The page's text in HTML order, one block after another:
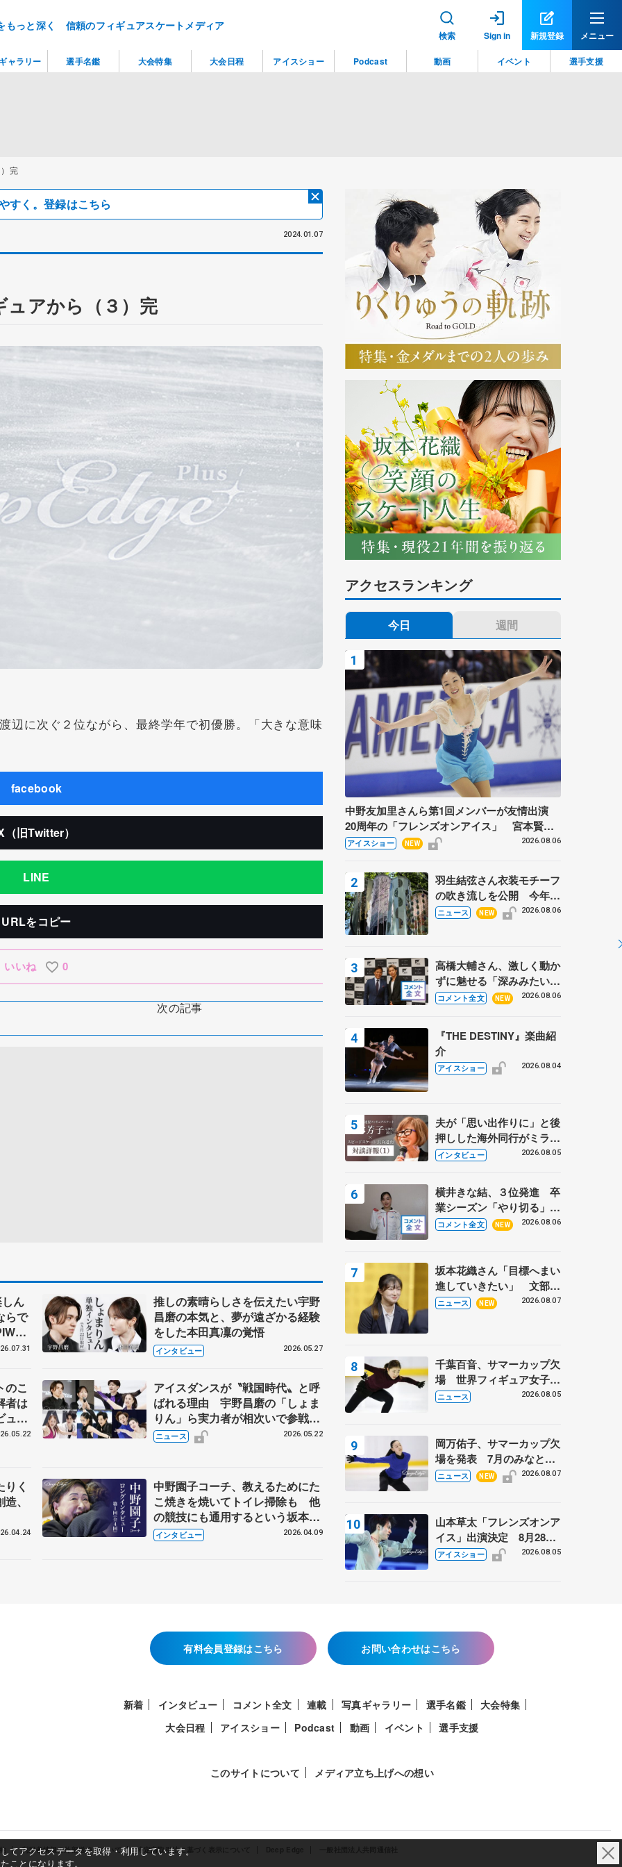
もっと深く 信頼のフィギュアスケートメディア
検索 Sign in 新規登録 メニュー
完
すく。登録はこちら
2024.01.07
アから（３）完
に次ぐ２位ながら、最終学年で初優勝。「大きな意味
facebook
（旧Twitter）
LINE
URLをコピー
いいね 0
次の記事
ん
らで
前
推しの素晴らしさを伝えたい宇野
昌磨の本気と、夢が遠ざかる経験
をした本田真凜の覚悟
インタビュー 2026.05.27
のこ
者は
ュー
人、
アイスダンスが〝戦国時代〟と呼
ばれる理由 宇野昌磨の「しょま
りん」ら実力者が相次いで参戦
国内の競争激化
ニュース 2026.05.22
く
、
中野園子コーチ、教えるためにた
こ焼きを焼いてトイレ掃除も 他
の競技にも通用するという坂本花
織の筋肉
インタビュー 2026.04.09
アクセスランキング
今日 週間
中野友加里さんら第1回メンバーが友情出演
20周年の「フレンズオンアイス」 宮本賢二
さん、有川梨絵さん、田村岳斗さんも
アイスショー NEW 2026.08.06
羽生結弦さん衣装モチーフ
の吹き流しを公開 今年は
「春よ、来い」、仙台の瑞
ニュース NEW 2026.08.06
高橋大輔さん、激しく動か
ずに魅せる「深みみたいな
ものは出てきている？」
あい
コメント全文 NEW 2026.08.06
『THE DESTINY』楽曲紹
介
アイスショー 2026.08.04
夫が「思い出作りに」と後
押しした海外同行がミラノ
まで… 繁華街のリンクで
に 小林芳子さんが振り返
るスケート人生
インタビュー 2026.08.05
横井きな結、３位発進 卒
業シーズン「やり切る」
【みなとアクルス杯SP】
コメント全文 NEW 2026.08.06
坂本花織さん「目標へまい
進していきたい」 文部科
学省スポーツ表彰式で代表
ニュース NEW 2026.08.07
千葉百音、サマーカップ欠
場 世界フィギュア女子2
位
ニュース 2026.08.05
岡万佑子、サマーカップ欠
場を発表 7月のみなとア
クルス杯は腰痛の影響で
ニュース NEW 2026.08.07
山本草太「フレンズオンア
イス」出演決定 8月28日
（金）2公演のみ 荒川静
アイスショー 2026.08.05
有料会員登録はこちら お問い合わせはこちら
新着 インタビュー コメント全文 連載 写真ギャラリー 選手名鑑
大会特集
大会日程
アイスショー Podcast 動画 イベント 選手支援
このサイトについて メディア立ち上げへの想い
利用者情報の外部送信について 特定商取引法に基づく表示について
ャラリー 選手名鑑 大会特集 大会日程 アイスショー Podcast 動画 イベント 選手支援
アクセスデータを取得・利用しています。
ことになります。